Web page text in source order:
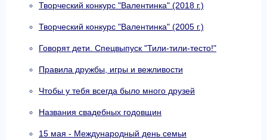
Творческий конкурс "Валентинка" (2018 г.)
Творческий конкурс "Валентинка" (2005 г.)
Говорят дети. Спецвыпуск "Тили-тили-тесто!"
Правила дружбы, игры и вежливости
Чтобы у тебя всегда было много друзей
Названия свадебных годовщин
15 мая - Международный день семьи